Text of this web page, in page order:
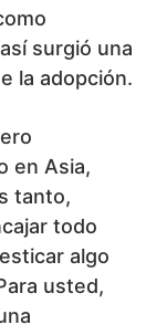
surgió una
la adopción.
en Asia,
tanto,
todo
algo
usted,